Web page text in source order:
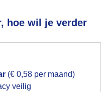
hoe wil je verder
(€ 0,58 per maand)
veilig
lucht
voor het